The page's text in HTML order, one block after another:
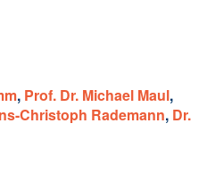
, Prof. Dr. Michael Maul,
Christoph Rademann, Dr.